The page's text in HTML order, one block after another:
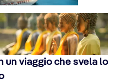
un viaggio che svela lo